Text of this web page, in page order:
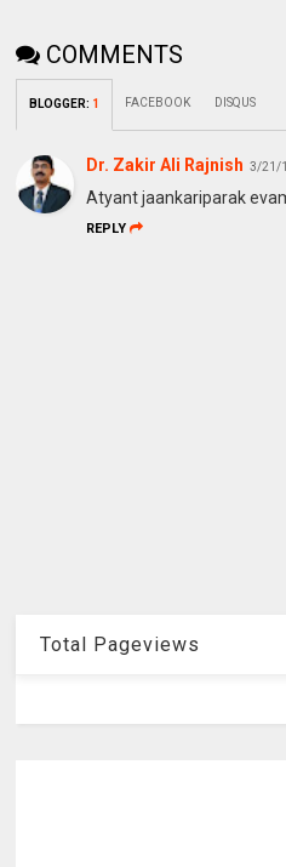
COMMENTS
BLOGGER: 1 FACEBOOK DISQUS
Dr. Zakir Ali Rajnish 3/21/
Atyant jaankariparak
REPLY
Total Pageviews